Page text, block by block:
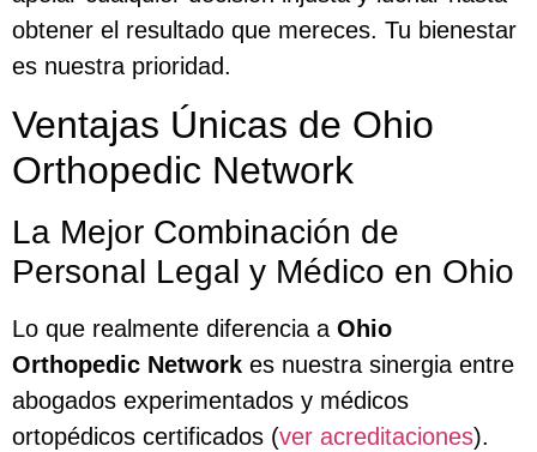
obtener el resultado que mereces. Tu bienestar
es nuestra prioridad.
Ventajas Únicas de Ohio
Orthopedic Network
La Mejor Combinación de
Personal Legal y Médico en Ohio
Lo que realmente diferencia a Ohio
Orthopedic Network es nuestra sinergia entre
abogados experimentados y médicos
ortopédicos certificados (ver acreditaciones).